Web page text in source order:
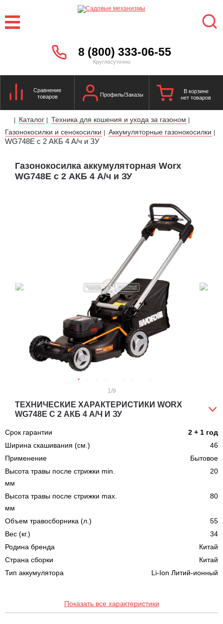
8 (800) 333-06-55
Круглосуточно
Сравнение
товаров
Профиль/Заказы
В корзине
нет товаров
| Каталог | Техника для кошения и ухода за газоном |
Газонокосилки и сенокосилки | Аккумуляторные газонокосилки |
WG748E с 2 АКБ 4 А/ч и ЗУ
Газонокосилка аккумуляторная Worx
WG748E с 2 АКБ 4 А/ч и ЗУ
1 /9
ТЕХНИЧЕСКИЕ ХАРАКТЕРИСТИКИ WORX
WG748E С 2 АКБ 4 А/Ч И ЗУ
Срок гарантии
2 + 1 год
Ширина скашивания (см.)
46
Применение
Бытовое
Высота травы после стрижки min.
мм
20
Высота травы после стрижки max.
мм
80
Объем травосборника (л.)
55
Вес (кг.)
34
Родина бренда
Китай
Страна сборки
Китай
Тип аккумулятора
Li-Ion Литий-ионный
Показать все характеристики